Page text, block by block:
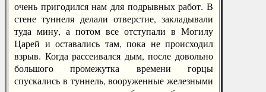
очень пригодился нам для подрывных работ. В
стене туннеля делали отверстие, закладывали
туда мину, а потом все отступали в Могилу
Царей и оставались там, пока не происходил
взрыв. Когда рассеивался дым, после довольно
большого промежутка времени горцы
спускались в туннель, вооруженные железными